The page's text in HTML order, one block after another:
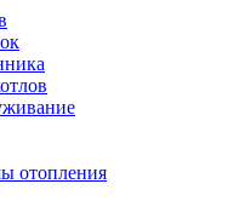
отопления